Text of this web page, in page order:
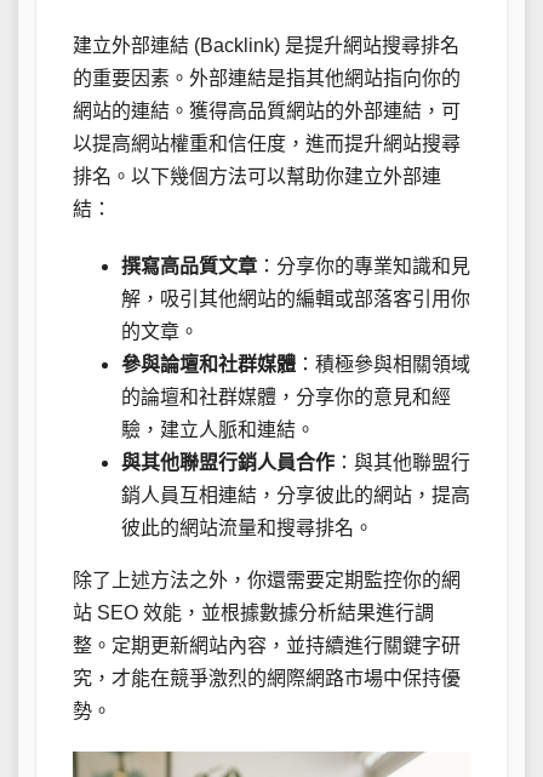
建立外部連結 (Backlink) 是提升網站搜尋排名
的重要因素。外部連結是指其他網站指向你的
網站的連結。獲得高品質網站的外部連結，可
以提高網站權重和信任度，進而提升網站搜尋
排名。以下幾個方法可以幫助你建立外部連
結：
撰寫高品質文章 ：分享你的專業知識和見
解，吸引其他網站的編輯或部落客引用你
的文章。
參與論壇和社群媒體 ：積極參與相關領域
的論壇和社群媒體，分享你的意見和經
驗，建立人脈和連結。
與其他聯盟行銷人員合作 ：與其他聯盟行
銷人員互相連結，分享彼此的網站，提高
彼此的網站流量和搜尋排名。
除了上述方法之外，你還需要定期監控你的網
站 SEO 效能，並根據數據分析結果進行調
整。定期更新網站內容，並持續進行關鍵字研
究，才能在競爭激烈的網際網路市場中保持優
勢。